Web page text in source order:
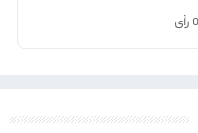
0 رأی